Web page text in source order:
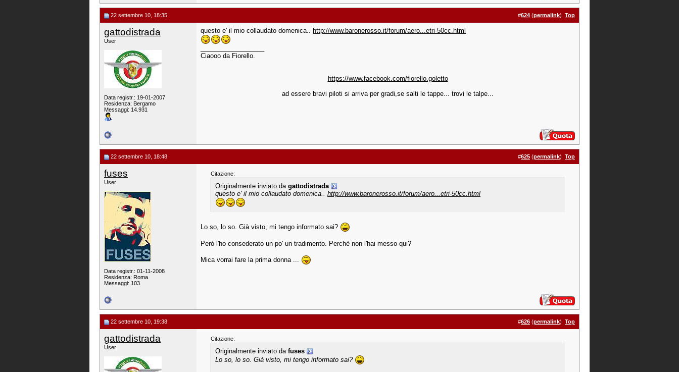
22 settembre 10, 18:35 #624 (permalink) Top
gattodistrada
User
Data registr.: 19-01-2007
Residenza: Bergamo
Messaggi: 14.931
questo e' il mio collaudato domenica.. http://www.baronerosso.it/forum/aero...etri-50cc.html
Ciaooo da Fiorello.
https://www.facebook.com/fiorello.goletto
ad essere bravi piloti si arriva per gradi,se salti le tappe... trovi le talpe...
22 settembre 10, 18:48 #625 (permalink) Top
fuses
User
Data registr.: 01-11-2008
Residenza: Roma
Messaggi: 103
Citazione:
Originalmente inviato da gattodistrada
questo e' il mio collaudato domenica.. http://www.baronerosso.it/forum/aero...etri-50cc.html
Lo so, lo so. Già visto, mi tengo informato sai?
Però l'ho consederato un po' un tradimento. Perchè non l'hai messo qui?
Mica vorrai fare la prima donna ...
22 settembre 10, 19:38 #626 (permalink) Top
gattodistrada
User
Citazione:
Originalmente inviato da fuses
Lo so, lo so. Già visto, mi tengo informato sai?